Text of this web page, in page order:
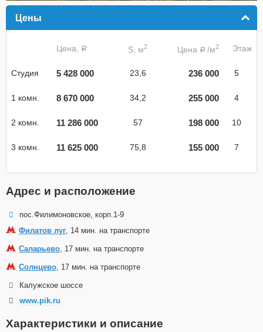
Цены
Цена, a S, м2 Цена a /м2 Этаж
Студия 5 428 000 23,6 236 000 5
1 комн. 8 670 000 34,2 255 000 4
2 комн. 11 286 000 57 198 000 10
3 комн. 11 625 000 75,8 155 000 7
Адрес и расположение
пос.Филимоновское, корп.1-9
Филатов луг, 14 мин. на транспорте
Саларьево, 17 мин. на транспорте
Солнцево, 17 мин. на транспорте
Калужское шоссе
www.pik.ru
Характеристики и описание